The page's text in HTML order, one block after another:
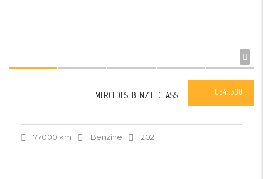
€84 ,500
MERCEDES-BENZ E-CLASS
77000 km Benzine 2021